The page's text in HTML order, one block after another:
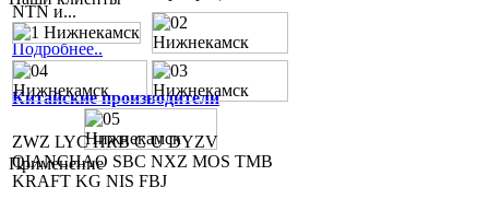
NTN и...
Подробнее..
Китайские производители
ZWZ LYC HRB C U DYZV
QIANCHAO SBC NXZ MOS TMB
KRAFT KG NIS FBJ
Применение